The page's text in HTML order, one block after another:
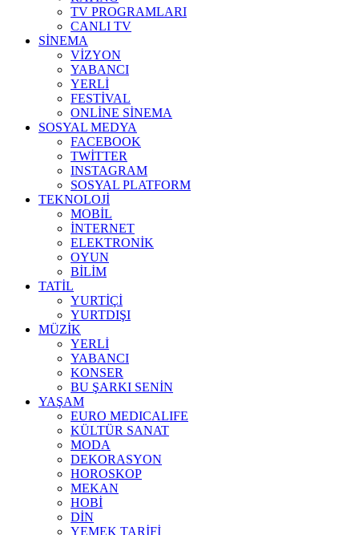
TV PROGRAMLARI
CANLI TV
SİNEMA
VİZYON
YABANCI
YERLİ
FESTİVAL
ONLİNE SİNEMA
SOSYAL MEDYA
FACEBOOK
TWİTTER
INSTAGRAM
SOSYAL PLATFORM
TEKNOLOJİ
MOBİL
İNTERNET
ELEKTRONİK
OYUN
BİLİM
TATİL
YURTİÇİ
YURTDIŞI
MÜZİK
YERLİ
YABANCI
KONSER
BU ŞARKI SENİN
YAŞAM
EURO MEDICALIFE
KÜLTÜR SANAT
MODA
DEKORASYON
HOROSKOP
MEKAN
HOBİ
DİN
YEMEK TARİFİ